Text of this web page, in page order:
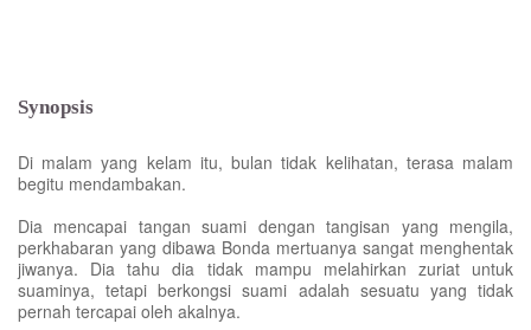
Synopsis
Di malam yang kelam itu, bulan tidak kelihatan, terasa malam
begitu mendambakan.
Dia mencapai tangan suami dengan tangisan yang mengila,
perkhabaran yang dibawa Bonda mertuanya sangat menghentak
jiwanya. Dia tahu dia tidak mampu melahirkan zuriat untuk
suaminya, tetapi berkongsi suami adalah sesuatu yang tidak
pernah tercapai oleh akalnya.